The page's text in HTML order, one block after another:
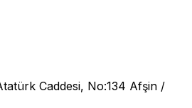
Caddesi, No:134 Afşin /